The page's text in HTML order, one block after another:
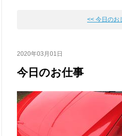
<< 今日のお
2020年03月01日
今日のお仕事